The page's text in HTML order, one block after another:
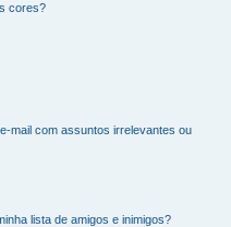
cores?
mail com assuntos irrelevantes ou
lista de amigos e inimigos?